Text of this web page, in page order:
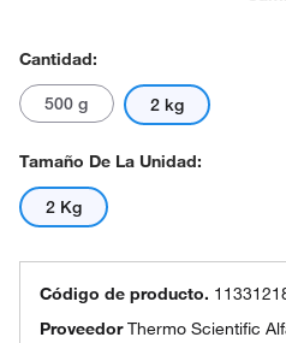
Cantidad:
500 g 2 kg
Tamaño De La Unidad:
2 Kg
Código de producto.
ProveedorThermo Scientific